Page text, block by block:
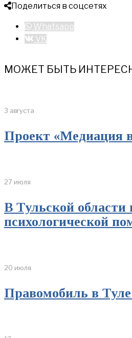
Поделиться в соцсетях
Whatsapp
VK
МОЖЕТ БЫТЬ
3 августа
Проект «Медиация
27 июля
В Тульской
психологической
20 июля
Правомобиль в